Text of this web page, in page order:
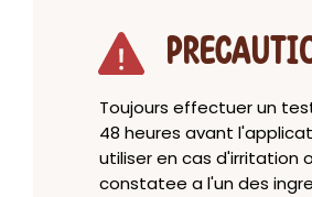
Toujours effectuer un
48 heures avant
utiliser en cas d'irritation
constatee a l'un des